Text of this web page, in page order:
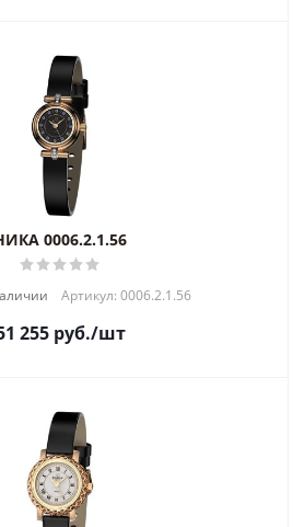
0006.2.1.56
Артикул: 0006.2.1.56
255руб./шт